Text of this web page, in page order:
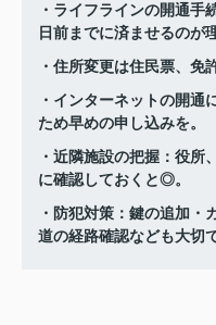
・ライフラインの開通手
日前までに済ませるのが
・住所変更は住民票、免
・インターネットの開通
ため早めの申し込みを。
・近隣施設の把握：役所
に確認しておくと◎。
・防犯対策：鍵の追加・
道の経路確認なども大切